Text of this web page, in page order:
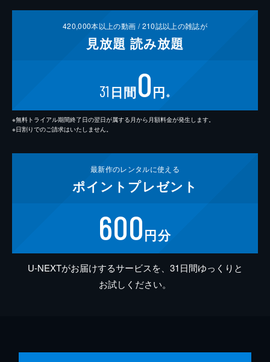
420,000本以上の動画 /210誌以上の雑誌が
見放題 読み放題
31 日間0円 ※
※無料トライアル期間終了日の翌日が属する月から月額料金が発生します。
※日割りでのご請求はいたしません。
最新作のレンタルに使える
ポイント プレゼント
600円分
U-NEXTがお届けするサービスを、31日間ゆっくりと
お試しください。